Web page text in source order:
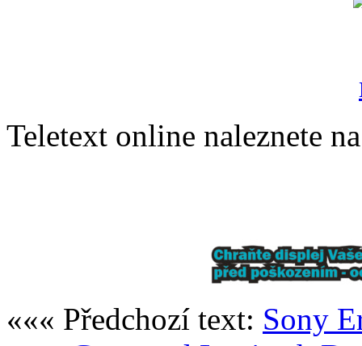
Teletext online naleznete
««« Předchozí text: Sony